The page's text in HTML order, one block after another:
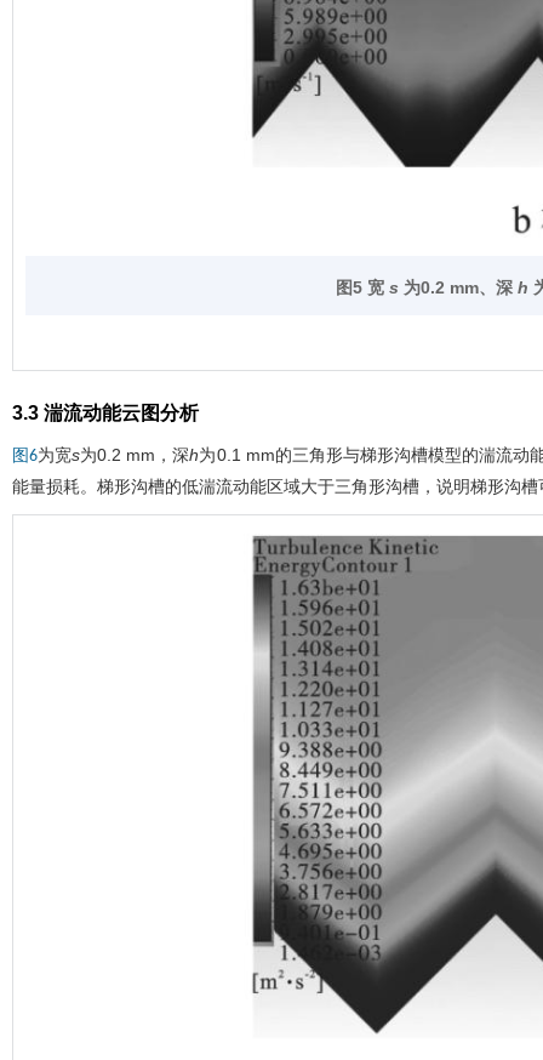
图5 宽 s 为0.2 mm、深 h
3.3 湍流动能云图分析
图6为宽s为0.2 mm，深h为0.1 mm的三角形与梯形沟槽模型的湍流动
能量损耗。梯形沟槽的低湍流动能区域大于三角形沟槽，说明梯形沟